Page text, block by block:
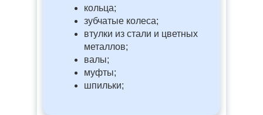
кольца;
зубчатые колеса;
втулки из стали и цветных
металлов;
валы;
муфты;
шпильки;